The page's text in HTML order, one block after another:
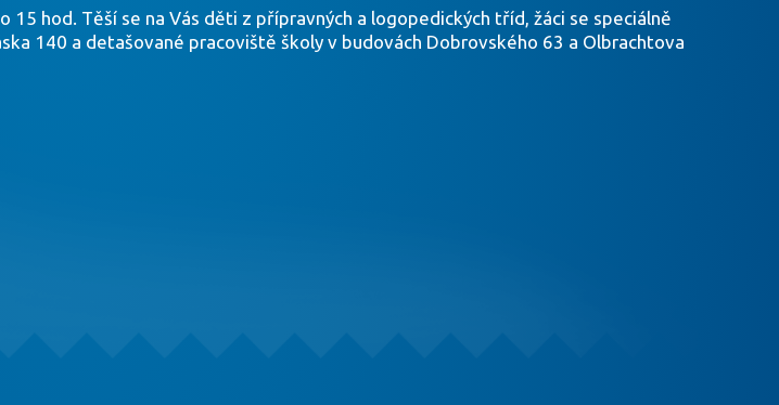
hod. Těší se na Vás děti z přípravných a logopedických tříd, žáci se speciálně
140 a detašované pracoviště školy v budovách Dobrovského 63 a Olbrachtova